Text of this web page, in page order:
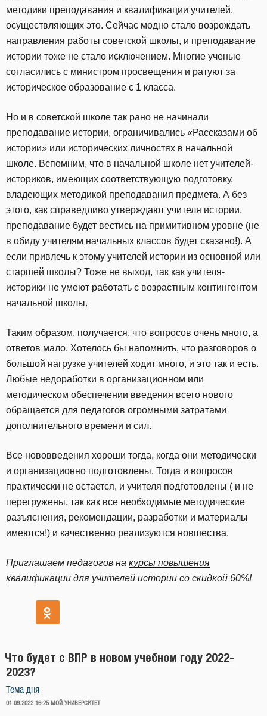
методики преподавания и квалификации учителей,
осуществляющих это. Сейчас модно стало возрождать
направления работы советской школы, и преподавание
истории тоже не стало исключением. Многие ученые
согласились с министром просвещения и ратуют за
историческое образование с 1 класса.
Но и в советской школе так рано не начинали
преподавание истории, ограничивались «Рассказами об
истории» или исторических личностях в начальной
школе. Вспомним, что в начальной школе нет учителей-
историков, имеющих соответствующую подготовку,
владеющих методикой преподавания предмета. А без
этого, как справедливо утверждают учителя истории,
преподавание будет вестись на примитивном уровне (не
в обиду учителям начальных классов будет сказано!). А
если привлечь к этому учителей истории из основной или
старшей школы? Тоже не выход, так как учителя-
историки не умеют работать с возрастным контингентом
начальной школы.
Таким образом, получается, что вопросов очень много, а
ответов мало. Хотелось бы напомнить, что разговоров о
большой нагрузке учителей ходит много, и это так и есть.
Любые недоработки в организационном или
методическом обеспечении введения всего нового
обращается для педагогов огромными затратами
дополнительного времени и сил.
Все нововведения хороши тогда, когда они методически
и организационно подготовлены. Тогда и вопросов
практически не остается, и учителя подготовлены ( и не
перегружены, так как все необходимые методические
разъяснения, рекомендации, разработки и материалы
имеются!) и качественно реализуются новшества.
Приглашаем педагогов на курсы повышения
квалификации для учителей истории со скидкой 60%!
Что будет с ВПР в новом учебном году 2022-
2023?
Тема дня
ОПУБЛИКОВАНО
01.09.2022 16:25 МОЙ УНИВЕРСИТЕТ